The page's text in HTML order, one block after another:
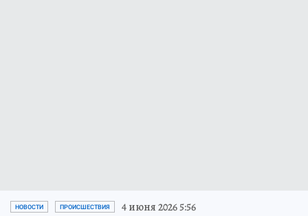
НОВОСТИ ПРОИСШЕСТВИЯ 4 июня 2026 5:56